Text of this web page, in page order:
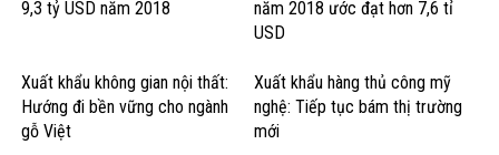
9,3 tỷ USD năm 2018
năm 2018 ước đạt hơn 7,6 tỉ
USD
Xuất khẩu không gian nội thất:
Hướng đi bền vững cho ngành
gỗ Việt
Xuất khẩu hàng thủ công mỹ
nghệ: Tiếp tục bám thị trường
mới